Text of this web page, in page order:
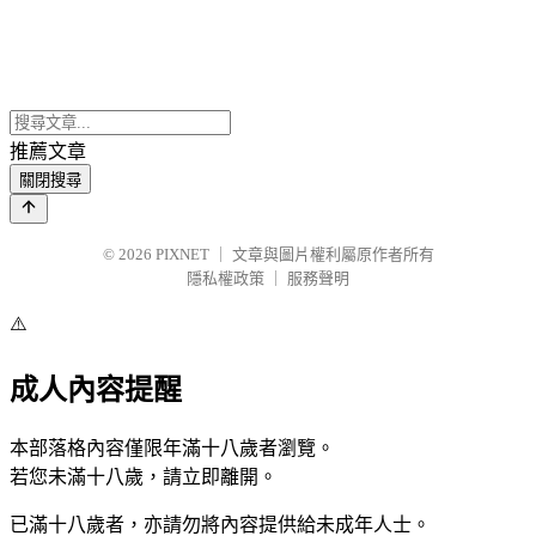
推薦文章
關閉搜尋
© 2026 PIXNET
文章與圖片權利屬原作者所有
隱私權政策
服務聲明
⚠️
成人內容提醒
本部落格內容僅限年滿十八歲者瀏覽。
若您未滿十八歲，請立即離開。
已滿十八歲者，亦請勿將內容提供給未成年人士。